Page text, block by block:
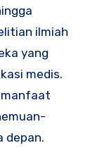
ilmiah
yang
medis.
manfaat
depan.